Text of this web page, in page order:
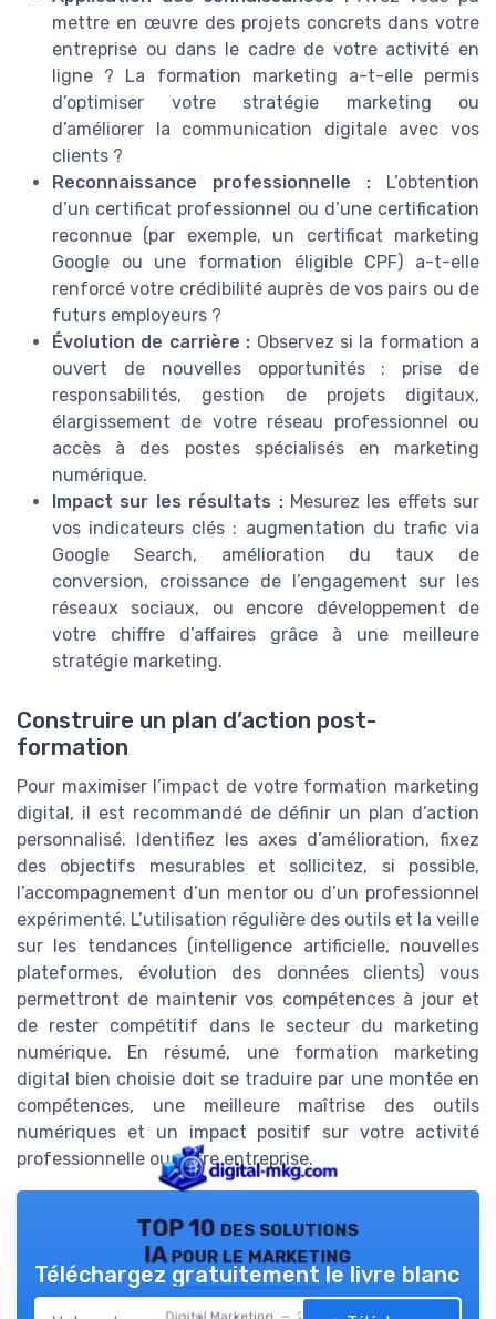
mettre en œuvre des projets concrets dans votre
entreprise ou dans le cadre de votre activité en
ligne ? La formation marketing a-t-elle permis
d’optimiser votre stratégie marketing ou
d’améliorer la communication digitale avec vos
clients ?
Reconnaissance professionnelle : L’obtention
d’un certificat professionnel ou d’une certification
reconnue (par exemple, un certificat marketing
Google ou une formation éligible CPF) a-t-elle
renforcé votre crédibilité auprès de vos pairs ou de
futurs employeurs ?
Évolution de carrière : Observez si la formation a
ouvert de nouvelles opportunités : prise de
responsabilités, gestion de projets digitaux,
élargissement de votre réseau professionnel ou
accès à des postes spécialisés en marketing
numérique.
Impact sur les résultats :Mesurez les effets sur
vos indicateurs clés : augmentation du trafic via
Google Search, amélioration du taux de
conversion, croissance de l’engagement sur les
réseaux sociaux, ou encore développement de
votre chiffre d’affaires grâce à une meilleure
stratégie marketing.
Construire un plan d’action post-
formation
Pour maximiser l’impact de votre formation marketing
digital, il est recommandé de définir un plan d’action
personnalisé. Identifiez les axes d’amélioration, fixez
des objectifs mesurables et sollicitez, si possible,
l’accompagnement d’un mentor ou d’un professionnel
expérimenté. L’utilisation régulière des outils et la veille
sur les tendances (intelligence artificielle, nouvelles
plateformes, évolution des données clients) vous
permettront de maintenir vos compétences à jour et
de rester compétitif dans le secteur du marketing
numérique. En résumé, une formation marketing
digital bien choisie doit se traduire par une montée en
compétences, une meilleure maîtrise des outils
numériques et un impact positif sur votre activité
professionnelle ou votre entreprise.
TOP 10 des solutions
IA pour le marketing
Digital Marketing — 2026
Téléchargez gratuitement le livre blanc